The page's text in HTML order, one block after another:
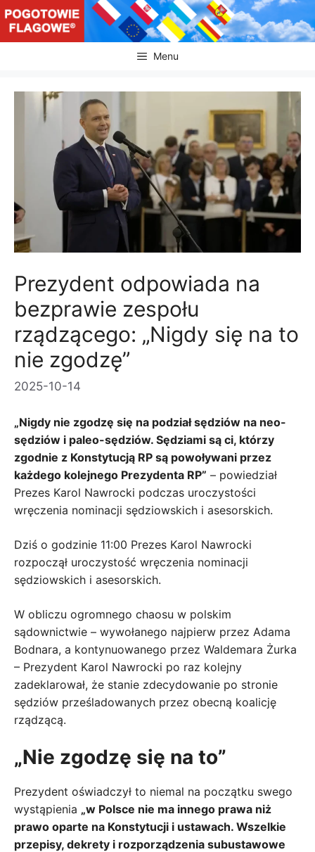
Przejdź
do
treści
Menu
Prezydent odpowiada na
bezprawie zespołu
rządzącego: „Nigdy się na to
nie zgodzę”
2025-10-14
„Nigdy nie zgodzę się na podział sędziów na neo-
sędziów i paleo-sędziów. Sędziami są ci, którzy
zgodnie z Konstytucją RP są powoływani przez
każdego kolejnego Prezydenta RP” – powiedział
Prezes Karol Nawrocki podczas uroczystości
wręczenia nominacji sędziowskich i asesorskich.
Dziś o godzinie 11:00 Prezes Karol Nawrocki
rozpoczął uroczystość wręczenia nominacji
sędziowskich i asesorskich.
W obliczu ogromnego chaosu w polskim
sądownictwie – wywołanego najpierw przez Adama
Bodnara, a kontynuowanego przez Waldemara Żurka
– Prezydent Karol Nawrocki po raz kolejny
zadeklarował, że stanie zdecydowanie po stronie
sędziów prześladowanych przez obecną koalicję
rządzącą.
„Nie zgodzę się na to”
Prezydent oświadczył to niemal na początku swego
wystąpienia „w Polsce nie ma innego prawa niż
prawo oparte na Konstytucji i ustawach. Wszelkie
przepisy, dekrety i rozporządzenia subustawowe